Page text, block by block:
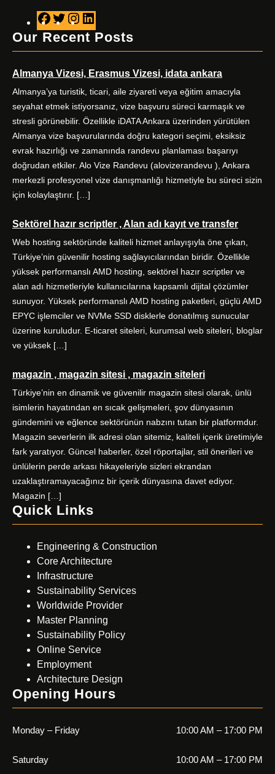
F
a
b
o
o
k
T
w
t
e
r
n
a
g
r
a
m
i
e
d
I
n
Our Recent Posts
Almanya Vizesi, Erasmus Vizesi, idata ankara
Almanya’ya turistik, ticari, aile ziyareti veya eğitim amacıyla
seyahat etmek istiyorsanız, vize başvuru süreci karmaşık ve
stresli görünebilir. Özellikle iDATA Ankara üzerinden yürütülen
Almanya vize başvurularında doğru kategori seçimi, eksiksiz
evrak hazırlığı ve zamanında randevu planlaması başarıyı
doğrudan etkiler. Alo Vize Randevu (alovizerandevu ), Ankara
merkezli profesyonel vize danışmanlığı hizmetiyle bu süreci sizin
için kolaylaştırır. […]
Sektörel hazır scriptler , Alan adı kayıt ve transfer
Web hosting sektöründe kaliteli hizmet anlayışıyla öne çıkan,
Türkiye’nin güvenilir hosting sağlayıcılarından biridir. Özellikle
yüksek performanslı AMD hosting, sektörel hazır scriptler ve
alan adı hizmetleriyle kullanıcılarına kapsamlı dijital çözümler
sunuyor. Yüksek performanslı AMD hosting paketleri, güçlü AMD
EPYC işlemciler ve NVMe SSD disklerle donatılmış sunucular
üzerine kuruludur. E-ticaret siteleri, kurumsal web siteleri, bloglar
ve yüksek […]
magazin , magazin sitesi , magazin siteleri
Türkiye’nin en dinamik ve güvenilir magazin sitesi olarak, ünlü
isimlerin hayatından en sıcak gelişmeleri, şov dünyasının
gündemini ve eğlence sektörünün nabzını tutan bir platformdur.
Magazin severlerin ilk adresi olan sitemiz, kaliteli içerik üretimiyle
fark yaratıyor. Güncel haberler, özel röportajlar, stil önerileri ve
ünlülerin perde arkası hikayeleriyle sizleri ekrandan
uzaklaştıramayacağınız bir içerik dünyasına davet ediyor.
Magazin […]
Quick Links
Engineering & Construction
Core Architecture
Infrastructure
Sustainability Services
Worldwide Provider
Master Planning
Sustainability Policy
Online Service
Employment
Architecture Design
Opening Hours
Monday – Friday 10:00 AM – 17:00 PM
Saturday 10:00 AM – 17:00 PM